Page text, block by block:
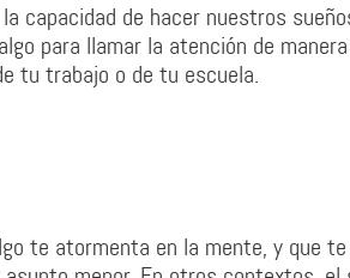
capacidad de hacer nuestros
para llamar la atención de
tu trabajo o de tu escuela.
te atormenta en la mente, y que